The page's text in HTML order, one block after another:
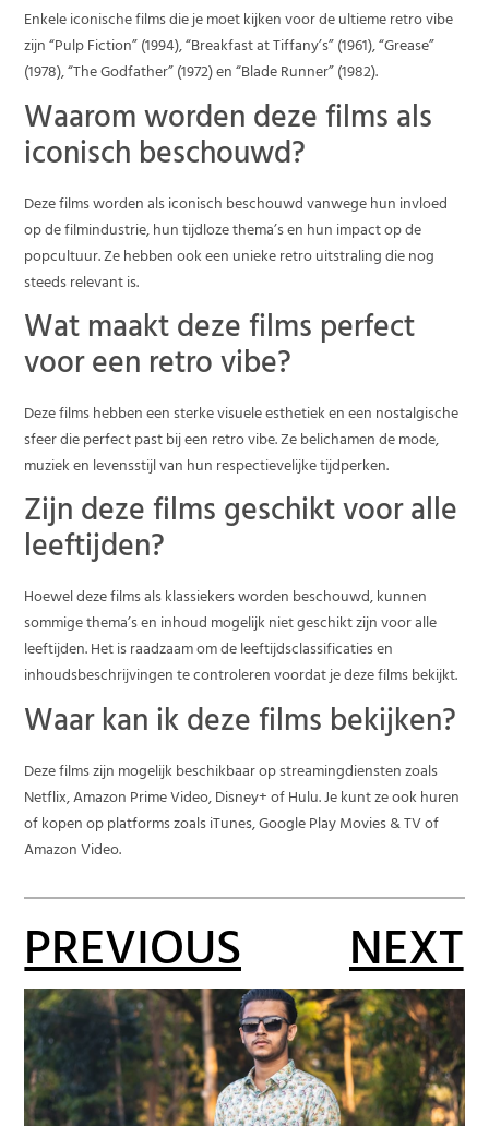
Enkele iconische films die je moet kijken voor de ultieme retro vibe
zijn “Pulp Fiction” (1994), “Breakfast at Tiffany’s” (1961), “Grease”
(1978), “The Godfather” (1972) en “Blade Runner” (1982).
Waarom worden deze films als
iconisch beschouwd?
Deze films worden als iconisch beschouwd vanwege hun invloed
op de filmindustrie, hun tijdloze thema’s en hun impact op de
popcultuur. Ze hebben ook een unieke retro uitstraling die nog
steeds relevant is.
Wat maakt deze films perfect
voor een retro vibe?
Deze films hebben een sterke visuele esthetiek en een nostalgische
sfeer die perfect past bij een retro vibe. Ze belichamen de mode,
muziek en levensstijl van hun respectievelijke tijdperken.
Zijn deze films geschikt voor alle
leeftijden?
Hoewel deze films als klassiekers worden beschouwd, kunnen
sommige thema’s en inhoud mogelijk niet geschikt zijn voor alle
leeftijden. Het is raadzaam om de leeftijdsclassificaties en
inhoudsbeschrijvingen te controleren voordat je deze films bekijkt.
Waar kan ik deze films bekijken?
Deze films zijn mogelijk beschikbaar op streamingdiensten zoals
Netflix, Amazon Prime Video, Disney+ of Hulu. Je kunt ze ook huren
of kopen op platforms zoals iTunes, Google Play Movies & TV of
Amazon Video.
PREVIOUS NEXT